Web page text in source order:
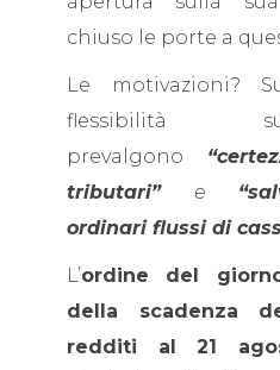
chiuso le porte a
Le motivazioni?
flessibilità
prevalgono
tributari”e
ordinari flussi di
L’ordine del
della scadenza
redditi al 21